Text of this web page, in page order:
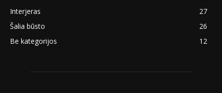
Interjeras
27
Šalia būsto
26
Be kategorijos
12